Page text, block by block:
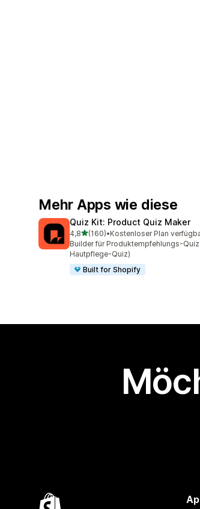
Mehr Apps wie diese
Quiz Kit: Product Quiz Maker
4,8von 5 Sternen
(160)
160 Rezensionen insgesamt
•Kostenloser Plan
Builder für Produktempfehlungs-
Hautpflege-Quiz)
Built for Shopify